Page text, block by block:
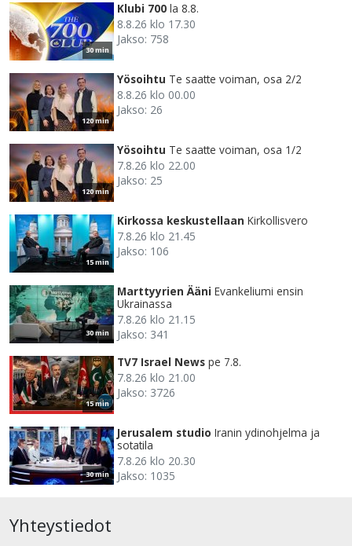
30 min
Klubi 700 la 8.8.
8.8.26 klo 17.30
Jakso: 758
120 min
Yösoihtu Te saatte voiman, osa 2/2
8.8.26 klo 00.00
Jakso: 26
120 min
Yösoihtu Te saatte voiman, osa 1/2
7.8.26 klo 22.00
Jakso: 25
15 min
Kirkossa keskustellaan Kirkollisvero
7.8.26 klo 21.45
Jakso: 106
30 min
Marttyyrien Ääni Evankeliumi ensin
Ukrainassa
7.8.26 klo 21.15
Jakso: 341
15 min
TV7 Israel News pe 7.8.
7.8.26 klo 21.00
Jakso: 3726
30 min
Jerusalem studio Iranin ydinohjelma ja
sotatila
7.8.26 klo 20.30
Jakso: 1035
Yhteystiedot